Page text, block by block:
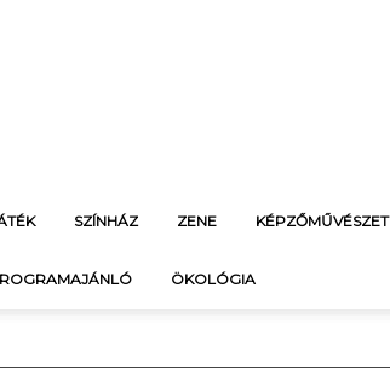
SZÍNHÁZ ZENE KÉPZŐMŰVÉSZET
ÖKOLÓGIA